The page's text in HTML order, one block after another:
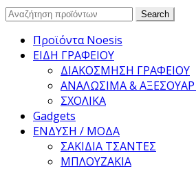
Search
Search
Προϊόντα Noesis
ΕΙΔΗ ΓΡΑΦΕΙΟΥ
ΔΙΑΚΟΣΜΗΣΗ ΓΡΑΦΕΙΟΥ
ΑΝΑΛΩΣΙΜΑ & ΑΞΕΣΟΥΑΡ
ΣΧΟΛΙΚΑ
Gadgets
ΕΝΔΥΣΗ / ΜΟΔΑ
ΣΑΚΙΔΙΑ ΤΣΑΝΤΕΣ
ΜΠΛΟΥΖΑΚΙΑ